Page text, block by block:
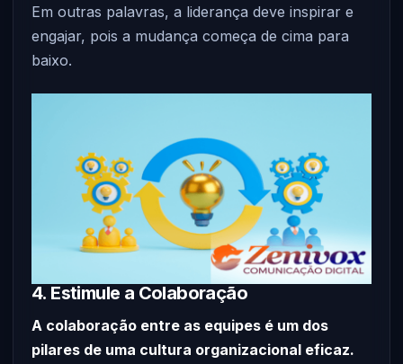
Em outras palavras, a liderança deve inspirar e
engajar, pois a mudança começa de cima para
baixo.
4. Estimule a Colaboração
A colaboração entre as equipes é um dos
pilares de uma cultura organizacional eficaz.